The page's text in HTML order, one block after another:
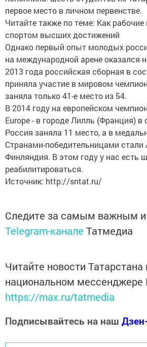
первое место в личном первенстве.
Читайте также по теме: Как
спортом высших достижений
Однако первый опыт молодых
на международной арене оказался
2013 года российская сборная в
приняла участие в мировом
заняла только 41-е место из 54.
В 2014 году на европейском
Europe - в городе Лилль (Франция) в
Россия заняла 11 место, а в
Странами-победительницами стали
Финляндия. В этом году у нас есть
реабилитироваться.
Источник: http://sntat.ru/
Следите за самым важным
Telegram-канале Татмедиа
Читайте новости Татарстана
национальном мессенджере
https://max.ru/tatmedia
Подписывайтесь на наш